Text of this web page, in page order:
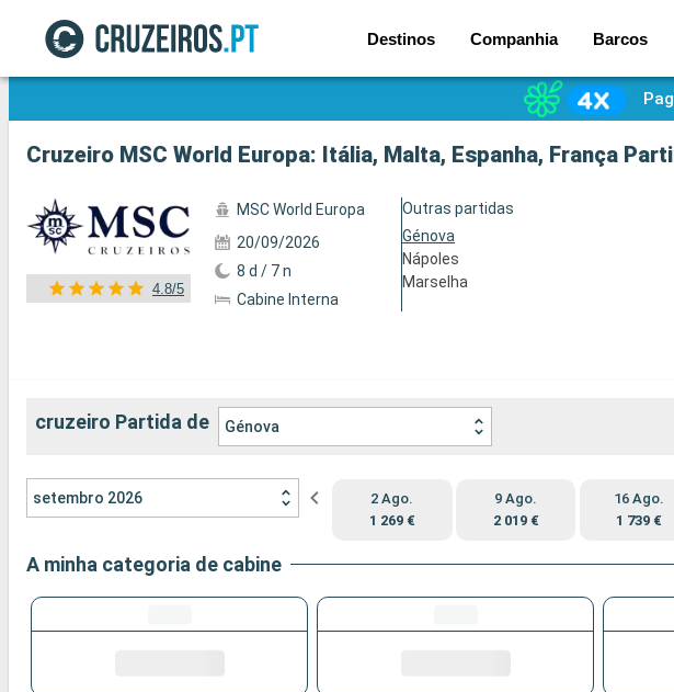
Destinos Companhia Barcos
Ver a 117 fotos
Cruzeiro MSC World Europa: Itália, Malta, Espanha, França
4.8/5
MSC World Europa
20/09/2026
8 d / 7 n
Cabine Interna
Outras partidas
Génova
Nápoles
Marselha
cruzeiro Partida de Génova
setembro 2026
2 Ago.
1 269 €
9 Ago.
2 019 €
16 Ago.
1 739 €
A minha categoria de cabine